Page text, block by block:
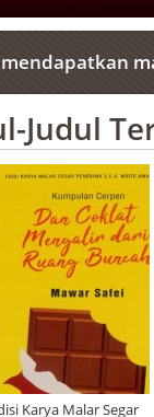
Judul
Karya Malar Segar